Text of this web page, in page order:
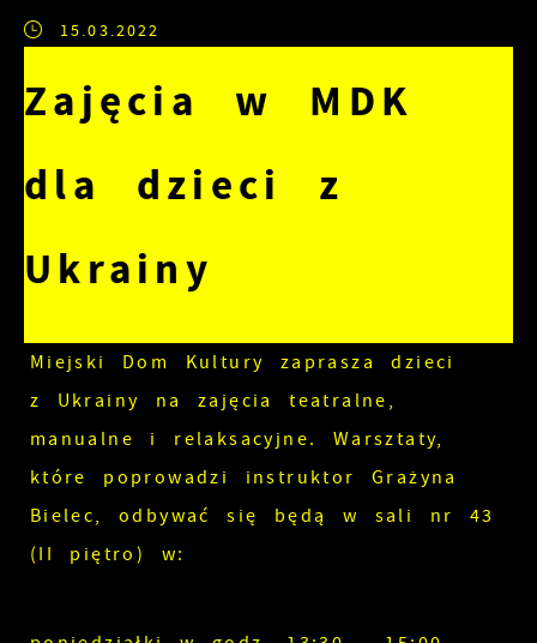
15.03.2022
Zajęcia w MDK
dla dzieci z
Ukrainy
Miejski Dom Kultury zaprasza dzieci
z Ukrainy na zajęcia teatralne,
manualne i relaksacyjne. Warsztaty,
które poprowadzi instruktor Grażyna
Bielec, odbywać się będą w sali nr 43
(II piętro) w: